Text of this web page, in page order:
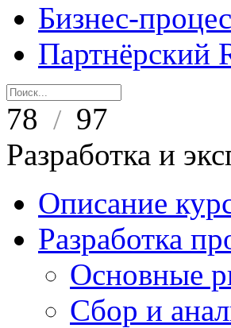
Бизнес-
Партнёрский
78 / 97
Разработка и
Описание
Разработка
Основные
Сбор и